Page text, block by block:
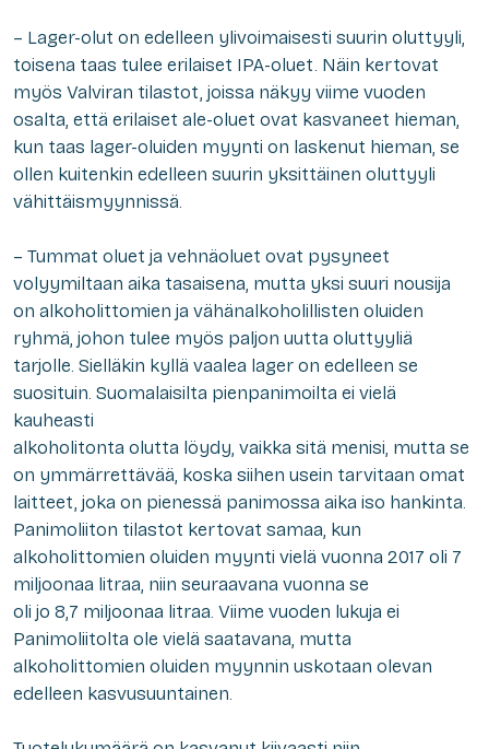
– Lager-olut on edelleen ylivoimaisesti suurin oluttyyli,
toisena taas tulee erilaiset IPA-oluet. Näin kertovat
myös Valviran tilastot, joissa näkyy viime vuoden
osalta, että erilaiset ale-oluet ovat kasvaneet hieman,
kun taas lager-oluiden myynti on laskenut hieman, se
ollen kuitenkin edelleen suurin yksittäinen oluttyyli
vähittäismyynnissä.
– Tummat oluet ja vehnäoluet ovat pysyneet
volyymiltaan aika tasaisena, mutta yksi suuri nousija
on alkoholittomien ja vähänalkoholillisten oluiden
ryhmä, johon tulee myös paljon uutta oluttyyliä
tarjolle. Sielläkin kyllä vaalea lager on edelleen se
suosituin. Suomalaisilta pienpanimoilta ei vielä
kauheasti
alkoholitonta olutta löydy, vaikka sitä menisi, mutta se
on ymmärrettävää, koska siihen usein tarvitaan omat
laitteet, joka on pienessä panimossa aika iso hankinta.
Panimoliiton tilastot kertovat samaa, kun
alkoholittomien oluiden myynti vielä vuonna 2017 oli 7
miljoonaa litraa, niin seuraavana vuonna se
oli jo 8,7 miljoonaa litraa. Viime vuoden lukuja ei
Panimoliitolta ole vielä saatavana, mutta
alkoholittomien oluiden myynnin uskotaan olevan
edelleen kasvusuuntainen.